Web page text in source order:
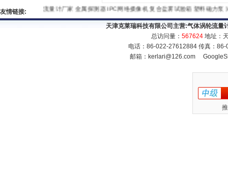
友情链接: 流量计厂家金属探测器IPC网络摄像机 复合盐雾试验箱塑料磁力
天津克莱瑞科技有限公司主营:气体涡轮流量
总访问量： 567624 地址：
电话：86-022-27612884 传真：
邮箱： kerlari@126.com